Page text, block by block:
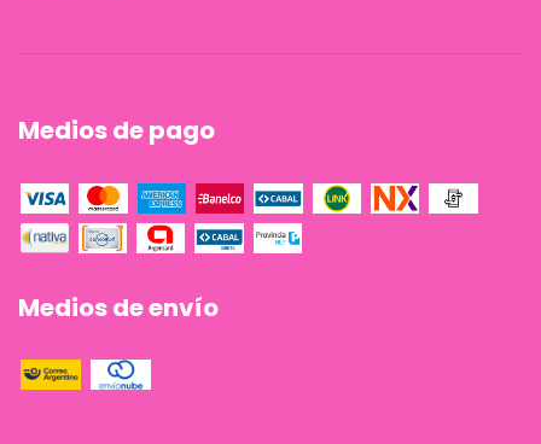
Medios de pago
Medios de envío